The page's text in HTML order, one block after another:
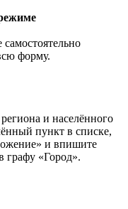
форму.
и населённого
пункт в списке,
и впишите
графу «Город».